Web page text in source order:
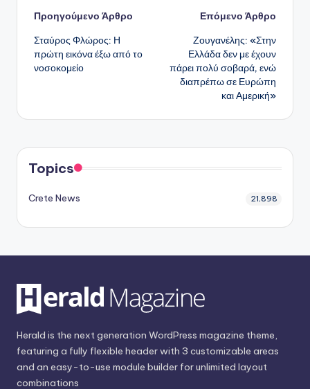
Πλοήγηση
δημοσιεύσεων
Προηγούμενο Άρθρο
Σταύρος Φλώρος: Η
πρώτη εικόνα έξω από το
νοσοκομείο
Επόμενο Άρθρο
Ζουγανέλης: «Στην
Ελλάδα δεν με έχουν
πάρει πολύ σοβαρά, ενώ
διαπρέπω σε Ευρώπη
και Αμερική»
Topics
Crete News 21,898
Herald is the next generation WordPress magazine theme,
featuring a fully flexible header with 3 customizable areas
and an easy-to-use module builder for unlimited layout
combinations